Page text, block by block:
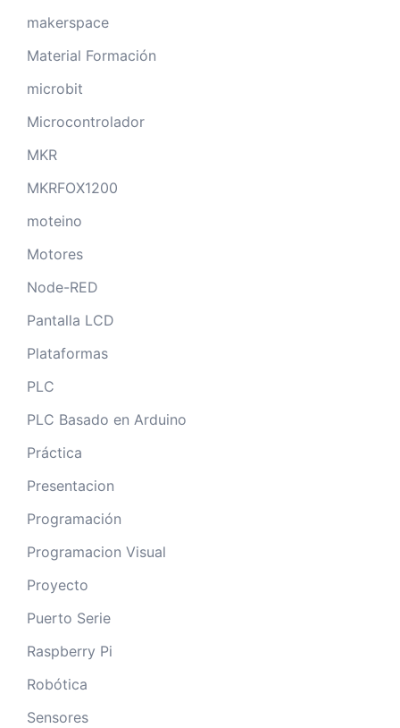
makerspace
Material Formación
microbit
Microcontrolador
MKR
MKRFOX1200
moteino
Motores
Node-RED
Pantalla LCD
Plataformas
PLC
PLC Basado en Arduino
Práctica
Presentacion
Programación
Programacion Visual
Proyecto
Puerto Serie
Raspberry Pi
Robótica
Sensores